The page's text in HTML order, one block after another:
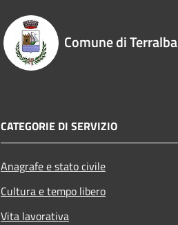
Comune di Terralba
CATEGORIE DI SERVIZIO
Anagrafe e stato civile
Cultura e tempo libero
Vita lavorativa